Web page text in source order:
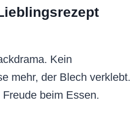
Kein
mehr, der Blech verklebt.
beim Essen.